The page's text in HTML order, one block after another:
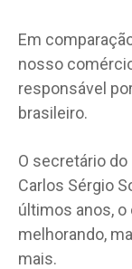
Em
nosso
responsável
brasileiro.
O secretário
Carlos Sérgio
últimos anos,
melhorando,
mais.